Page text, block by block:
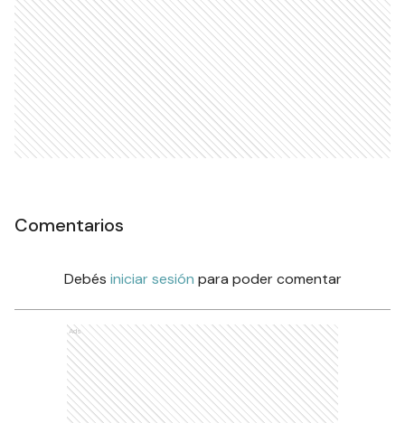
Comentarios
Debés iniciar sesión para poder comentar
Ads